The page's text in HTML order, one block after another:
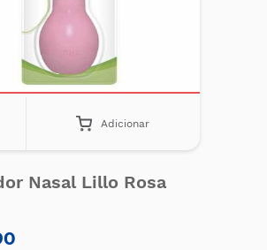
Adicionar
Nasal Lillo Rosa